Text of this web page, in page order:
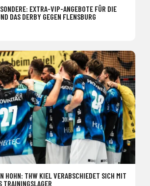
EXTRA-VIP-ANGEBOTE FÜR DIE
DAS DERBY GEGEN FLENSBURG
HOHN: THW KIEL VERABSCHIEDET SICH MIT
TRAININGSLAGER